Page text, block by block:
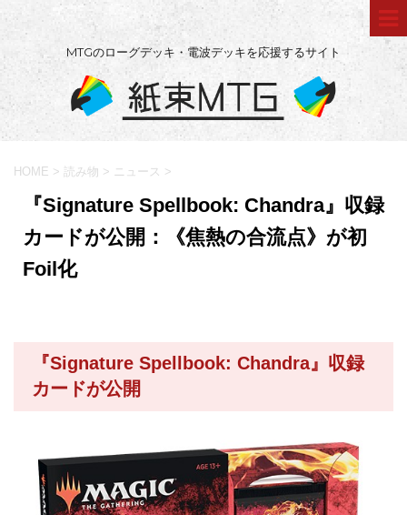
MTGのローグデッキ・電波デッキを応援するサイト
HOME > 読み物 > ニュース >
『Signature Spellbook: Chandra』収録
カードが公開：《焦熱の合流点》が初
Foil化
『Signature Spellbook: Chandra』収録
カードが公開